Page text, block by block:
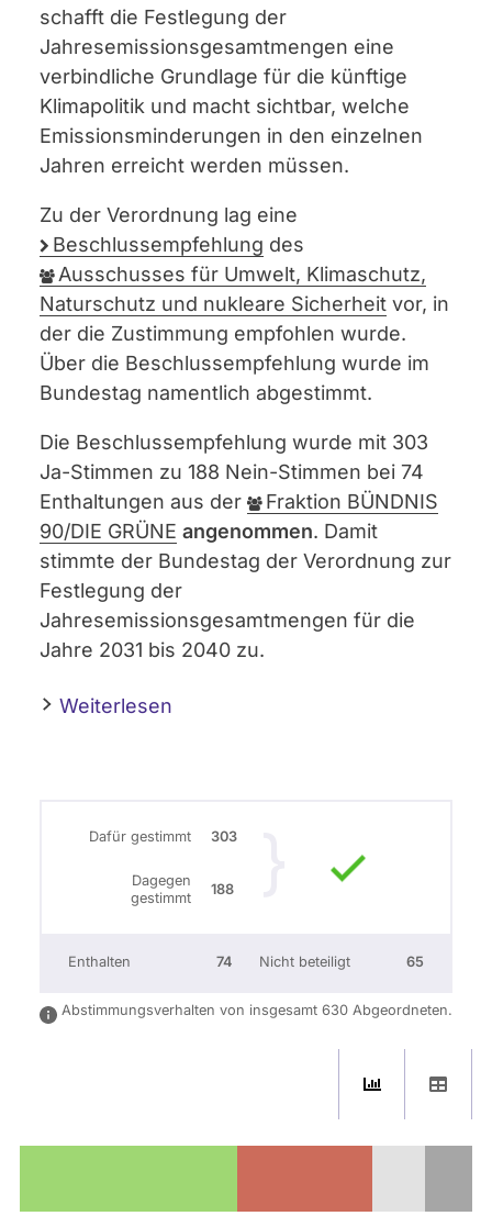
schafft die Festlegung der
Jahresemissionsgesamtmengen eine
verbindliche Grundlage für die künftige
Klimapolitik und macht sichtbar, welche
Emissionsminderungen in den einzelnen
Jahren erreicht werden müssen.
Zu der Verordnung lag eine
Beschlussempfehlung des
Ausschusses für Umwelt, Klimaschutz,
Naturschutz und nukleare Sicherheit vor, in
der die Zustimmung empfohlen wurde.
Über die Beschlussempfehlung wurde im
Bundestag namentlich abgestimmt.
Die Beschlussempfehlung wurde mit 303
Ja-Stimmen zu 188 Nein-Stimmen bei 74
Enthaltungen aus der
Fraktion BÜNDNIS
90/DIE GRÜNE angenommen. Damit
stimmte der Bundestag der Verordnung zur
Festlegung der
Jahresemissionsgesamtmengen für die
Jahre 2031 bis 2040 zu.
Weiterlesen
Dafür gestimmt 303
Dagegen
gestimmt
188
Enthalten 74 Nicht beteiligt 65
Abstimmungsverhalten von insgesamt 630 Abgeordneten.